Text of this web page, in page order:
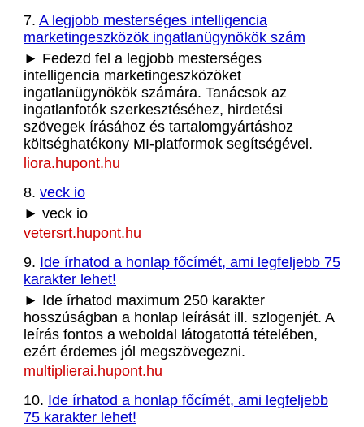
7. A legjobb mesterséges intelligencia
marketingeszközök ingatlanügynökök szám
► Fedezd fel a legjobb mesterséges
intelligencia marketingeszközöket
ingatlanügynökök számára. Tanácsok az
ingatlanfotók szerkesztéséhez, hirdetési
szövegek írásához és tartalomgyártáshoz
költséghatékony MI-platformok segítségével.
liora.hupont.hu
8. veck io
► veck io
vetersrt.hupont.hu
9. Ide írhatod a honlap főcímét, ami legfeljebb 75
karakter lehet!
► Ide írhatod maximum 250 karakter
hosszúságban a honlap leírását ill. szlogenjét. A
leírás fontos a weboldal látogatottá tételében,
ezért érdemes jól megszövegezni.
multiplierai.hupont.hu
10. Ide írhatod a honlap főcímét, ami legfeljebb
75 karakter lehet!